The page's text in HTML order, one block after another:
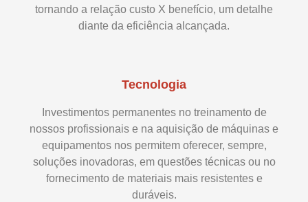
tornando a relação custo X benefício, um detalhe
diante da eficiência alcançada.
Tecnologia
Investimentos permanentes no treinamento de
nossos profissionais e na aquisição de máquinas e
equipamentos nos permitem oferecer, sempre,
soluções inovadoras, em questões técnicas ou no
fornecimento de materiais mais resistentes e
duráveis.